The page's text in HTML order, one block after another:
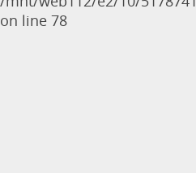
on line 78